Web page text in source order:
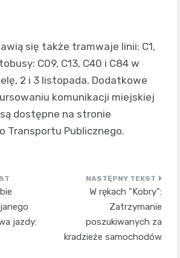
się także tramwaje linii: C1,
C09, C13, C40 i C84 w
2 i 3 listopada. Dodatkowe
komunikacji miejskiej
dostępne na stronie
Transportu Publicznego.
jazdy:
W rękach "Kobry":
Zatrzymanie
poszukiwanych za
kradzieże samochodów